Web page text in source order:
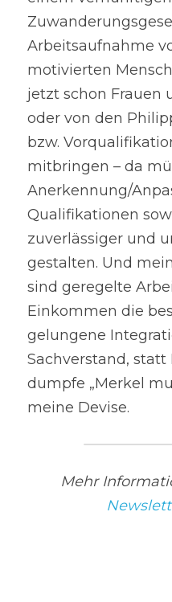
Arbeitsaufnahme
motivierten
jetzt schon Frauen
oder von den
bzw.
mitbringen – da
Anerkennung/
Qualifikationen
zuverlässiger und
gestalten. Und
sind geregelte
Einkommen die
gelungene
Sachverstand,
dumpfe „Merkel
meine Devise.